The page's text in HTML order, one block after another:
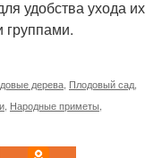
удобства ухода их
группами.
дерева Плодовый сад
Народные приметы